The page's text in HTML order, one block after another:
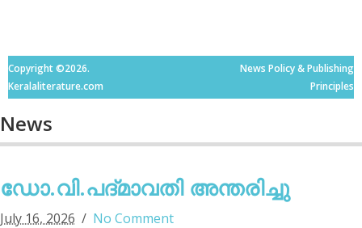
Copyright ©2026.
Keralaliterature.com
News Policy & Publishing
Principles
News
ഡോ.വി.പദ്മാവതി അന്തരിച്ചു
July 16, 2026 No Comment